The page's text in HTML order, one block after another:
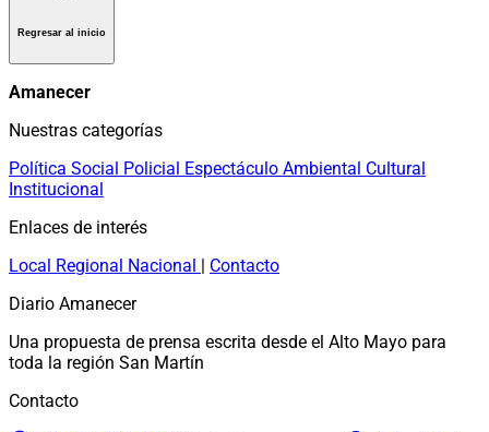
Regresar al inicio
Amanecer
Nuestras categorías
Política Social Policial Espectáculo Ambiental Cultural
Institucional
Enlaces de interés
Local Regional Nacional | Contacto
Diario Amanecer
Una propuesta de prensa escrita desde el Alto Mayo para
toda la región San Martín
Contacto